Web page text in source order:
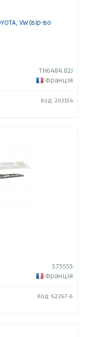
VW (вір-во
TH6484.82J
Франція
Код: 203154
575555
Франція
Код: 62267-6